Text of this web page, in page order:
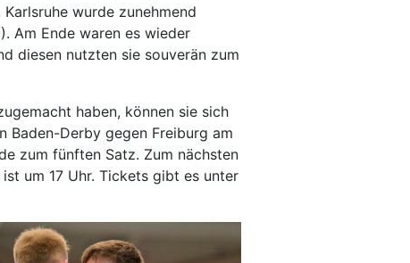
wurde zunehmend
Am Ende waren es wieder
diesen nutzten sie souverän zum
haben, können sie sich
Baden-Derby gegen Freiburg am
zum fünften Satz. Zum nächsten
um 17 Uhr. Tickets gibt es unter